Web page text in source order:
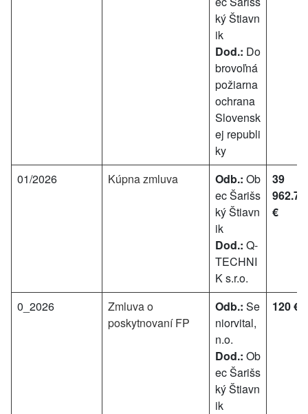
ký Štiavn
ik
Dod.: Do
brovoľná
požiarna
ochrana
Slovensk
ej republi
ky
01/2026
Kúpna zmluva Odb.: Ob
ec Šarišs
ký Štiavn
ik
Dod.: Q-
TECHNI
K s.r.o.
39
962.70
€
0_2026
Zmluva o
poskytnovaní FP
Odb.: Se
niorvital,
n.o.
Dod.: Ob
ec Šarišs
ký Štiavn
ik
120 €